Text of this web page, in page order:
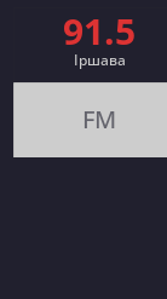
91.5
Іршава
FM